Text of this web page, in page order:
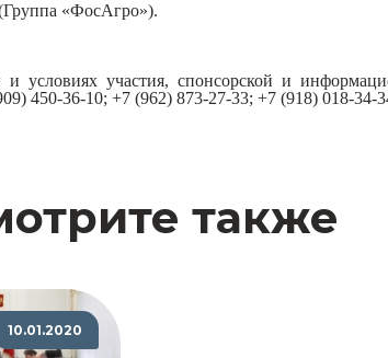
«ФосАгро»).
условиях участия, спонсорской и
) 450-36-10; +7 (962) 873-27-33; +7 (918) 018-34-
также
10.01.2020